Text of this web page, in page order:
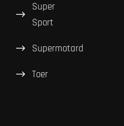
Super
Sport
Supermotard
Toer